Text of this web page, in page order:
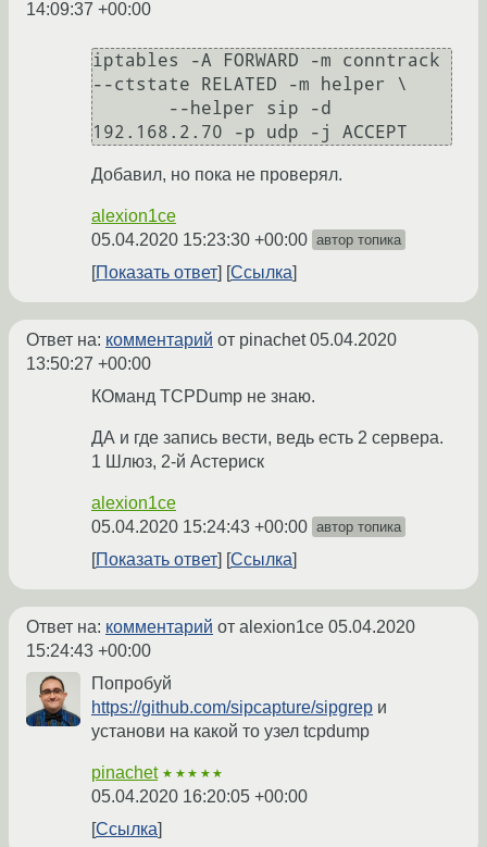
14:09:37 +00:00
iptables -A FORWARD -m conntrack
--ctstate RELATED -m helper \
Добавил, но пока не проверял.
alexion1ce
05.04.2020 15:23:30 +00:00 автор топика
Показать ответ Ссылка
Ответ на: комментарий от pinachet05.04.2020
13:50:27 +00:00
КОманд TCPDump не знаю.
ДА и где запись вести, ведь есть 2 сервера.
1 Шлюз, 2-й Астериск
alexion1ce
05.04.2020 15:24:43 +00:00 автор топика
Показать ответ Ссылка
Ответ на: комментарий от alexion1ce 05.04.2020
15:24:43 +00:00
Попробуй
https://github.com/sipcapture/sipgrep и
установи на какой то узел tcpdump
pinachet ★★★★★
05.04.2020 16:20:05 +00:00
Ссылка